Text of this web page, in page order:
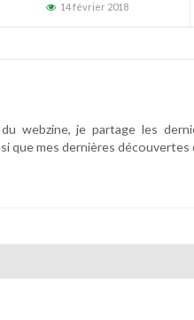
14 février 2018
du webzine, je partage les
que mes dernières découvertes